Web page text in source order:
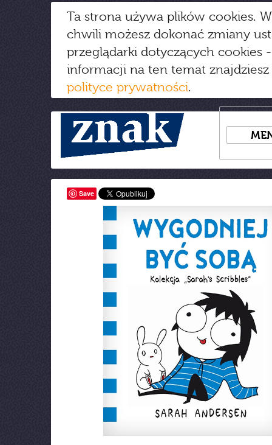
Ta strona używa plików cookies.
chwili możesz dokonać zmiany
przeglądarki dotyczących cookies
informacji na ten temat
polityce prywatności.
Save